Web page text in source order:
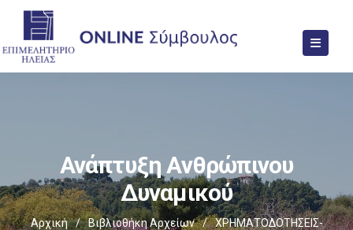
Ανάπτυξη Ανθρώπινου
Δυναμικού
Αρχική / Βιβλιοθήκη Αρχείων /
ΧΡΗΜΑΤΟΔΟΤΗΣΕΙΣ-